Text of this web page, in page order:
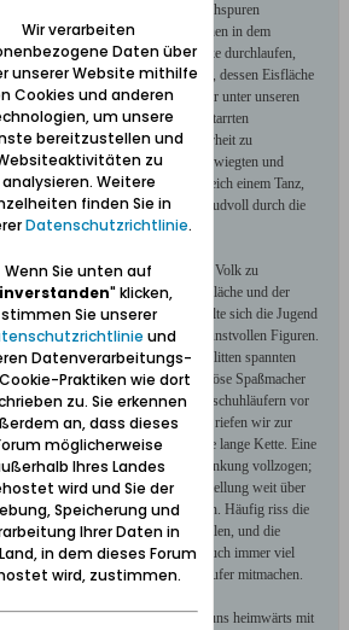
einen Engpass, von Schlittschuhspuren
und da hörte man von Eiseinbrüchen in dem
die verhältnismäßig kurze Strecke durchlaufen,
Sicht über den großen See, dessen Eisfläche
klang das schwarz gefrorene Wasser unter unseren
Welt schienen darin die zu Stein erstarrten
Zeit, ein Gefühl der Unsicherheit zu
weiten Bogen Kreise über das Eis, wiegten und
Glieder in formvollen Rhythmen gleich einem Tanz,
glitt wie schwebend frei und freudvoll durch die
Gegend hatte sich viel junges Volk zu
zusammengefunden. Die große Fläche und der
Möglichkeiten. Munter tummelte sich die Jugend
Kurzweil. Wir übten uns in kunstvollen Figuren.
über die glatte Ebene. Vor die Schlitten spannten
Galopp ging die sausende Fahrt. Böse Spaßmacher
um sie unvermittelt den Schlittschuhläufern vor
kam dadurch hässlich zu Fall. Gern riefen wir zur
uns an Händen und bildeten eine lange Kette. Eine
dann auf Kommando eine Schwenkung vollzogen;
los und fuhr in geduckter Stellung weit über
die anderen im Bogen her umflogen. Häufig riss die
Augenblick an verschiedenen Stellen, und die
Schwung in die Gegend, was uns auch immer viel
Spaß durften aber nur sichere Läufer mitmachen.
der rote Feuerball, begaben wir uns heimwärts mit
Wir verarbeiten
Daten über
unserer Website mithilfe
Cookies und anderen
um unsere
bereitzustellen und
zu
analysieren. Weitere
finden Sie in
Datenschutzrichtlinie.
Wenn Sie unten auf
" klicken,
stimmen Sie unserer
und
Datenverarbeitungs-
Praktiken wie dort
zu. Sie erkennen
an, dass dieses
möglicherweise
Ihres Landes
wird und Sie der
Speicherung und
Ihrer Daten in
in dem dieses Forum
wird, zustimmen.